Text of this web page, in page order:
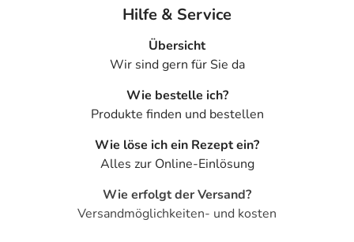
Hilfe & Service
Übersicht
Wir sind gern für Sie da
Wie bestelle ich?
Produkte finden und bestellen
Wie löse ich ein Rezept ein?
Alles zur Online-Einlösung
Wie erfolgt der Versand?
Versandmöglichkeiten- und kosten